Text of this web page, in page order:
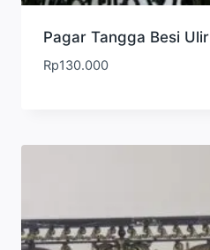
Pagar Tangga Besi Ulir
Rp130.000